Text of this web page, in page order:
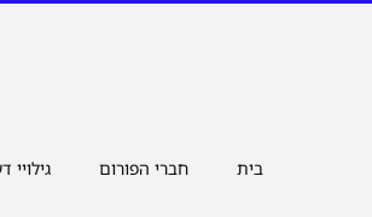
חברי הפורום גילויי דעת